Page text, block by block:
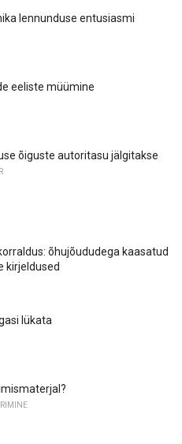
lennunduse entusiasmi
eeliste müümine
õiguste autoritasu jälgitakse
õhujõududega kaasatud
kirjeldused
lükata